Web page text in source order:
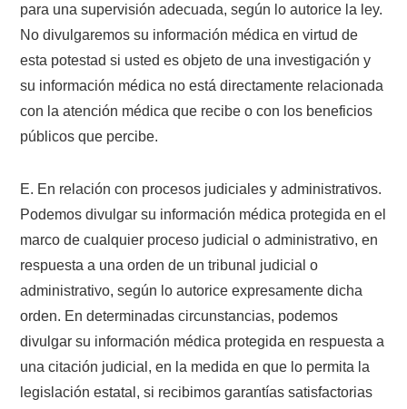
para una supervisión adecuada, según lo autorice la ley.
No divulgaremos su información médica en virtud de
esta potestad si usted es objeto de una investigación y
su información médica no está directamente relacionada
con la atención médica que recibe o con los beneficios
públicos que percibe.
E. En relación con procesos judiciales y administrativos.
Podemos divulgar su información médica protegida en el
marco de cualquier proceso judicial o administrativo, en
respuesta a una orden de un tribunal judicial o
administrativo, según lo autorice expresamente dicha
orden. En determinadas circunstancias, podemos
divulgar su información médica protegida en respuesta a
una citación judicial, en la medida en que lo permita la
legislación estatal, si recibimos garantías satisfactorias